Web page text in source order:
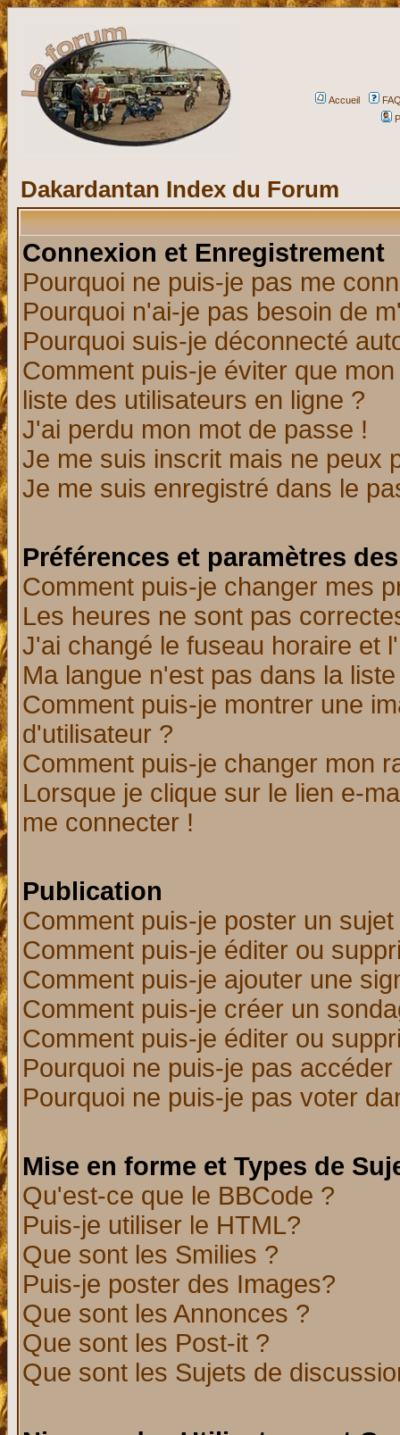
Accueil
Dakardantan Index du Forum
Connexion et Enregistrement
Pourquoi ne puis-je pas me
Pourquoi n'ai-je pas besoin de
Pourquoi suis-je déconnecté
Comment puis-je éviter que
liste des utilisateurs en ligne ?
J'ai perdu mon mot de passe !
Je me suis inscrit mais ne peux
Je me suis enregistré dans le
Préférences et paramètres
Comment puis-je changer mes
Les heures ne sont pas
J'ai changé le fuseau horaire et
Ma langue n'est pas dans la
Comment puis-je montrer une
d'utilisateur ?
Comment puis-je changer mon
Lorsque je clique sur le lien e-
me connecter !
Publication
Comment puis-je poster un
Comment puis-je éditer ou
Comment puis-je ajouter une
Comment puis-je créer un
Comment puis-je éditer ou
Pourquoi ne puis-je pas
Pourquoi ne puis-je pas voter
Mise en forme et Types de
Qu'est-ce que le BBCode ?
Puis-je utiliser le HTML?
Que sont les Smilies ?
Puis-je poster des Images?
Que sont les Annonces ?
Que sont les Post-it ?
Que sont les Sujets de